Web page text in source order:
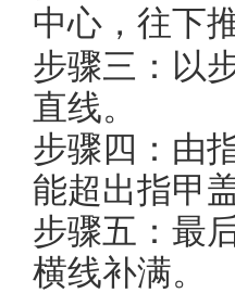
中心， 往下
步骤三： 以
直线。
步骤四：由
能超出指甲
步骤五：最
横线补满。